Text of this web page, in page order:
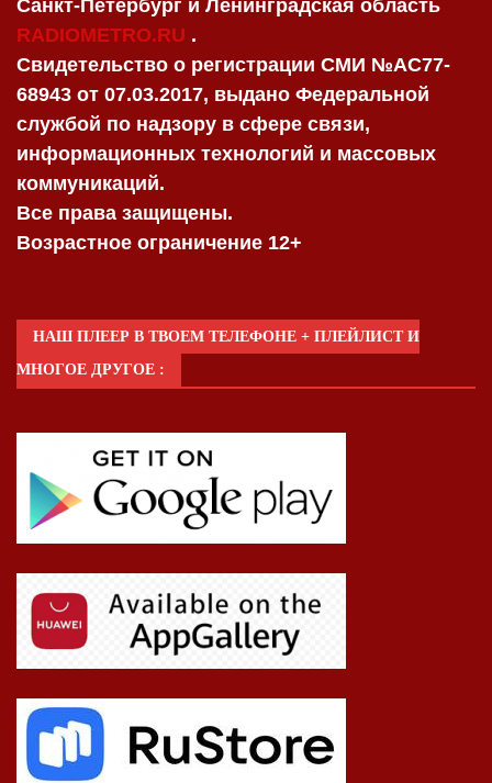
Санкт-Петербург и Ленинградская область
RADIOMETRO.RU .
Свидетельство о регистрации СМИ №AC77-
68943 от 07.03.2017, выдано Федеральной
службой по надзору в сфере связи,
информационных технологий и массовых
коммуникаций.
Все права защищены.
Возрастное ограничение 12+
НАШ ПЛЕЕР В ТВОЕМ ТЕЛЕФОНЕ + ПЛЕЙЛИСТ И
МНОГОЕ ДРУГОЕ :